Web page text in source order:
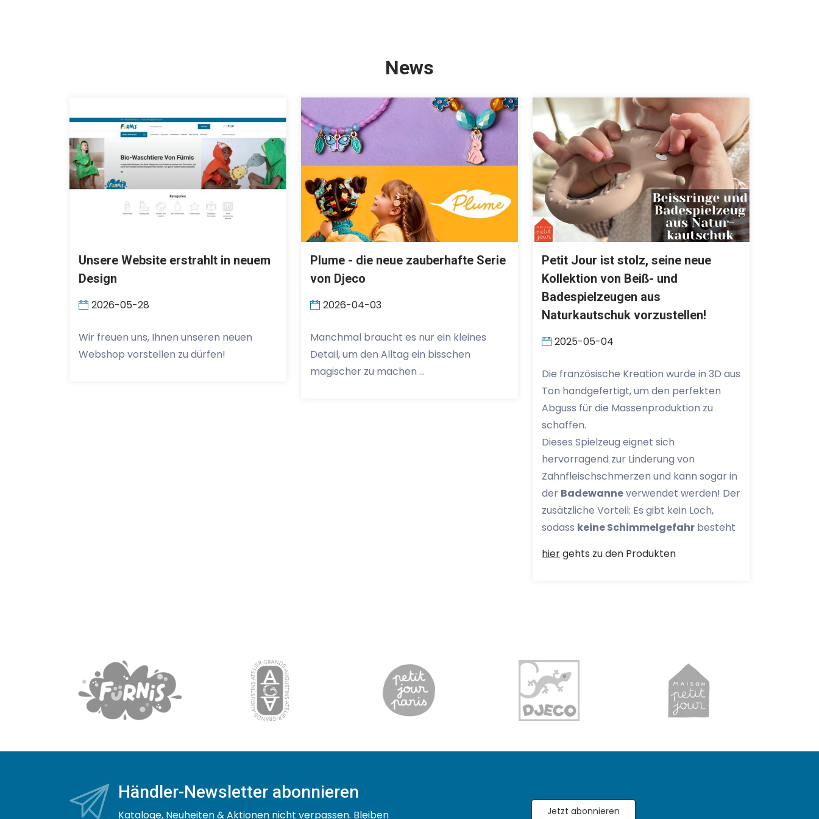
News
Unsere Website erstrahlt in neuem
Design
2026-05-28
Wir freuen uns, Ihnen unseren neuen
Webshop vorstellen zu dürfen!
Plume - die neue zauberhafte Serie
von Djeco
2026-04-03
Manchmal braucht es nur ein kleines
Detail, um den Alltag ein bisschen
magischer zu machen …
Petit Jour ist stolz, seine neue
Kollektion von Beiß- und
Badespielzeugen aus
Naturkautschuk vorzustellen!
2025-05-04
Die französische Kreation wurde in 3D aus
Ton handgefertigt, um den perfekten
Abguss für die Massenproduktion zu
schaffen.
Dieses Spielzeug eignet sich
hervorragend zur Linderung von
Zahnfleischschmerzen und kann sogar in
der Badewanneverwendet werden! Der
zusätzliche Vorteil: Es gibt kein Loch,
sodass keine Schimmelgefahr besteht
hiergehts zu den Produkten
Händler-Newsletter abonnieren
Kataloge, Neuheiten & Aktionen nicht verpassen. Bleiben Jetzt abonnieren